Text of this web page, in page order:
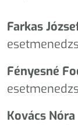
Farkas
Fényesné
Kovács Nóra